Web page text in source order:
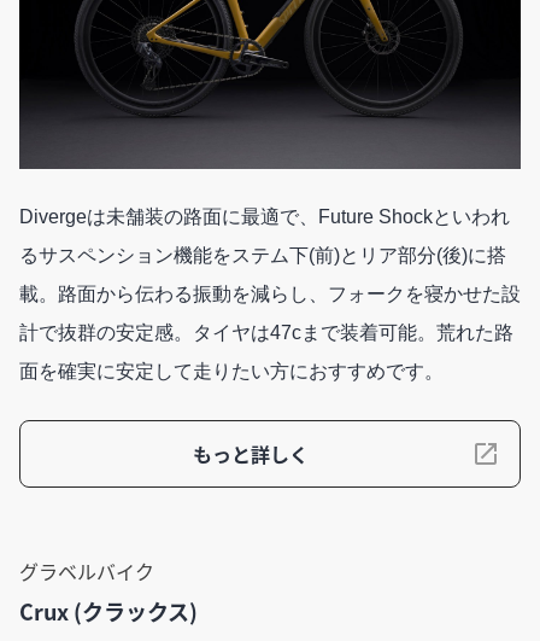
Divergeは未舗装の路面に最適で、Future Shockといわれ
るサスペンション機能をステム下(前)とリア部分(後)に搭
載。路面から伝わる振動を減らし、フォークを寝かせた設
計で抜群の安定感。タイヤは47cまで装着可能。荒れた路
面を確実に安定して走りたい方におすすめです。
もっと詳しく
グラベルバイク
Crux (クラックス)